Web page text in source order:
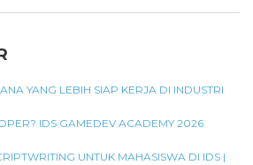
YANG LEBIH SIAP KERJA DI INDUSTRI
IDS GAMEDEV ACADEMY 2026
UNTUK MAHASISWA DI IDS |